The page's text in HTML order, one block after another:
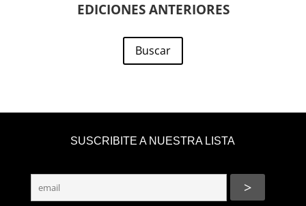
EDICIONES ANTERIORES
Buscar
SUSCRIBITE A NUESTRA LISTA